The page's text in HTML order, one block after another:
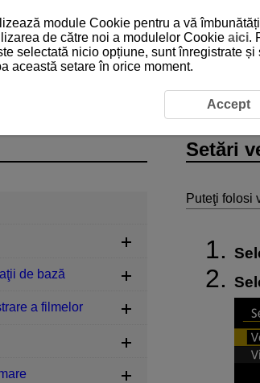
Setări
Puteţi folosi
de bază
a filmelor
module Cookie pentru a vă
de către noi a modulelor Cookie aici.
selectată nicio opțiune, sunt înregistrate
această setare în orice moment.
Accept